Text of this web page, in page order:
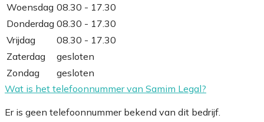
Woensdag 08.30 - 17.30
Donderdag 08.30 - 17.30
Vrijdag
08.30 - 17.30
Zaterdag
gesloten
Zondag
gesloten
Wat is het telefoonnummer van Samim Legal?
Er is geen telefoonnummer bekend van dit bedrijf.